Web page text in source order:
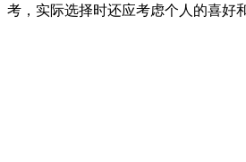
考，实际选择时还应考虑个人的喜好